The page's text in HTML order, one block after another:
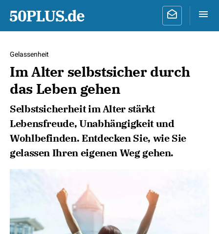
Gelassenheit
Im Alter selbstsicher durch
das Leben gehen
Selbstsicherheit im Alter stärkt
Lebensfreude, Unabhängigkeit und
Wohlbefinden. Entdecken Sie, wie Sie
gelassen Ihren eigenen Weg gehen.